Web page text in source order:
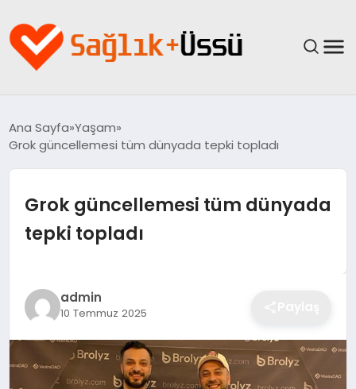
YAŞAM
SAĞLIK
GÜNCEL
BESLENME
Ana Sayfa Yaşam
Grok güncellemesi tüm dünyada tepki topladı
Grok güncellemesi tüm dünyada
tepki topladı
admin
10 Temmuz 2025